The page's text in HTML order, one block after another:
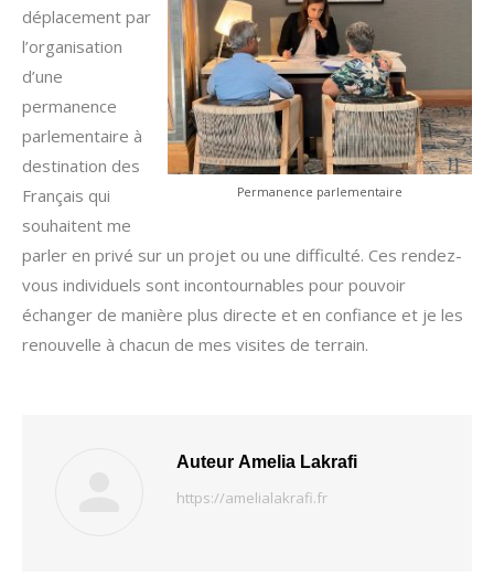
Permanence parlementaire
déplacement par
l’organisation
d’une
permanence
parlementaire à
destination des
Français qui
souhaitent me
parler en privé sur un projet ou une difficulté. Ces rendez-
vous individuels sont incontournables pour pouvoir
échanger de manière plus directe et en confiance et je les
renouvelle à chacun de mes visites de terrain.
Auteur Amelia Lakrafi
https://amelialakrafi.fr